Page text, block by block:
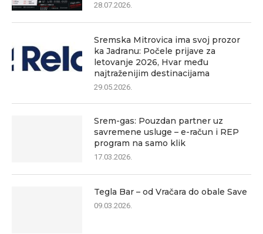
28.07.2026.
Sremska Mitrovica ima svoj prozor
ka Jadranu: Počele prijave za
letovanje 2026, Hvar među
najtraženijim destinacijama
29.05.2026.
Srem-gas: Pouzdan partner uz
savremene usluge – e-račun i REP
program na samo klik
17.03.2026.
Tegla Bar – od Vračara do obale Save
09.03.2026.